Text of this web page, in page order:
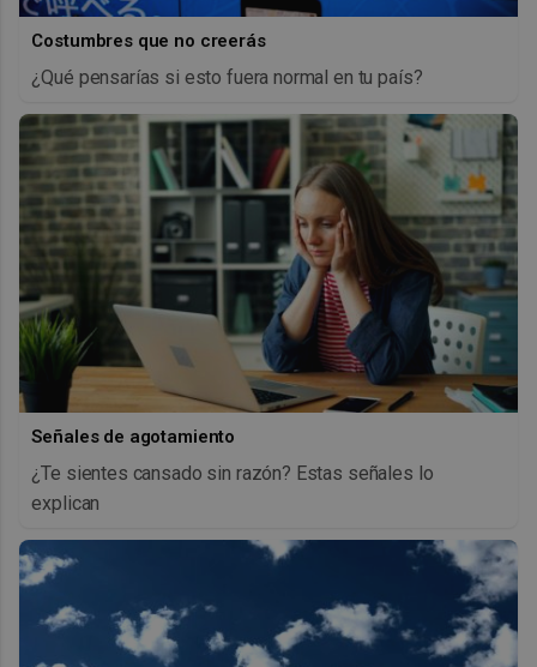
Costumbres que no creerás
¿Qué pensarías si esto fuera normal en tu país?
Señales de agotamiento
¿Te sientes cansado sin razón? Estas señales lo
explican